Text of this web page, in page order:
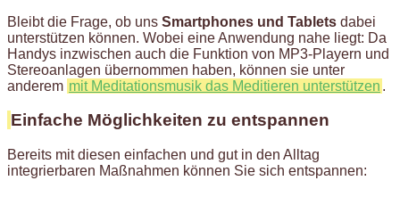
Bleibt die Frage, ob uns Smartphones und Tablets dabei
unterstützen können. Wobei eine Anwendung nahe liegt: Da
Handys inzwischen auch die Funktion von MP3-Playern und
Stereoanlagen übernommen haben, können sie unter
anderem mit Meditationsmusik das Meditieren unterstützen .
Einfache Möglichkeiten zu entspannen
Bereits mit diesen einfachen und gut in den Alltag
integrierbaren Maßnahmen können Sie sich entspannen: